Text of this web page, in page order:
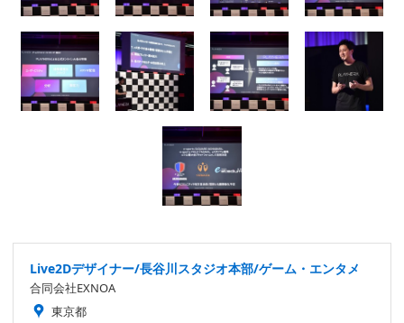
Live2Dデザイナー/長谷川スタジオ本部/ゲーム・エンタメ
合同会社EXNOA
東京都